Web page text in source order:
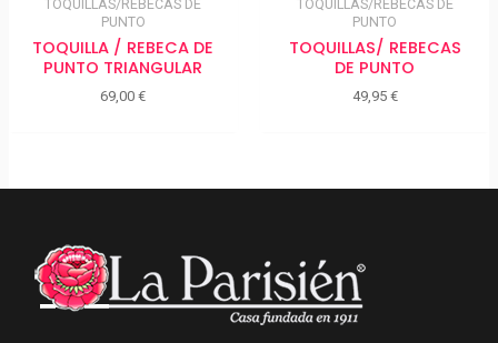
TOQUILLAS/REBECAS DE
PUNTO
TOQUILLA / REBECA DE
PUNTO TRIANGULAR
69,00€
TOQUILLAS/REBECAS DE
PUNTO
TOQUILLAS/ REBECAS
DE PUNTO
49,95 €